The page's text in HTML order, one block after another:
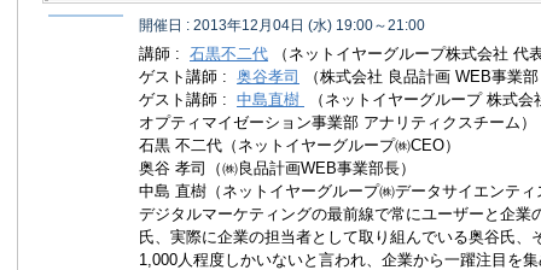
開催日 : 2013年12月04日 (水) 19:00～21:00
講師 : 石黒不二代 （ネットイヤーグループ株式会社 代
ゲスト講師 : 奥谷孝司
（株式会社 良品計画 WEB事業
ゲスト講師 : 中島直樹
（ネットイヤーグループ 株式
オプティマイゼーション事業部 アナリティクスチーム）
石黒 不二代（ネットイヤーグループ㈱CEO）
奥谷 孝司（㈱良品計画WEB事業部長）
中島 直樹（ネットイヤーグループ㈱データサイエンティ
デジタルマーケティングの最前線で常にユーザーと企業
氏、実際に企業の担当者として取り組んでいる奥谷氏、
1,000人程度しかいないと言われ、企業から一躍注目を